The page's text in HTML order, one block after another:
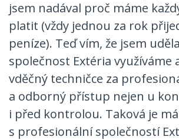
jsem nadával proč máme
platit (vždy jednou za rok
peníze). Teď vím, že jsem
společnost Extéria využíváme
vděčný techničce za
a odborný přístup nejen u
i před kontrolou. Taková je
s profesionální společností